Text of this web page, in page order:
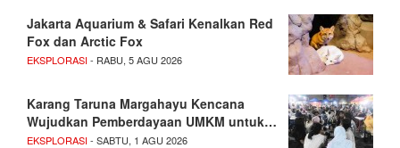
Jakarta Aquarium & Safari Kenalkan Red
Fox dan Arctic Fox
EKSPLORASI- RABU, 5 AGU 2026
Karang Taruna Margahayu Kencana
Wujudkan Pemberdayaan UMKM untuk…
EKSPLORASI- SABTU, 1 AGU 2026